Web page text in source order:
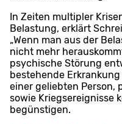
In Zeiten multipler
Belastung, erklärt
„Wenn man aus der
nicht mehr
psychische Störung
bestehende
einer geliebten Person,
sowie Kriegsereignisse
begünstigen.